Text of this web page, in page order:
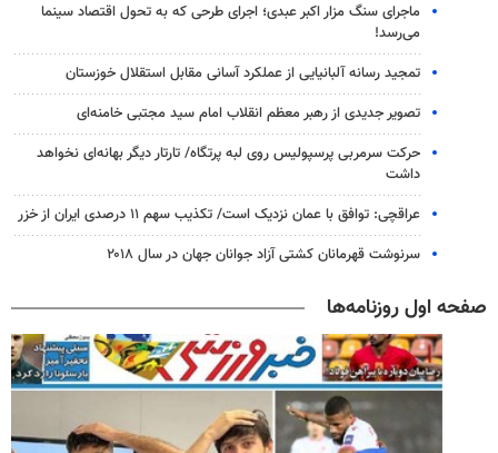
ماجرای سنگ مزار اکبر عبدی؛ اجرای طرحی که به تحول اقتصاد سینما
می‌رسد!
تمجید رسانه آلبانیایی از عملکرد آسانی مقابل استقلال خوزستان
تصویر جدیدی از رهبر معظم انقلاب امام سید مجتبی خامنه‌ای
حرکت سرمربی پرسپولیس روی لبه پرتگاه/ تارتار دیگر بهانه‌ای نخواهد
داشت
عراقچی: توافق با عمان نزدیک است/ تکذیب سهم ۱۱ درصدی ایران از خزر
سرنوشت قهرمانان کشتی آزاد جوانان جهان در سال ۲۰۱۸
صفحه اول روزنامه‌ها